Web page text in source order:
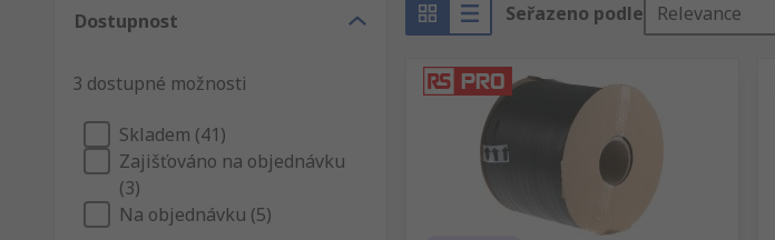
Dostupnost
3 dostupné možnosti
Skladem (41)
Zajišťováno na objednávku
(3)
Na objednávku (5)
Seřazeno podle Relevance